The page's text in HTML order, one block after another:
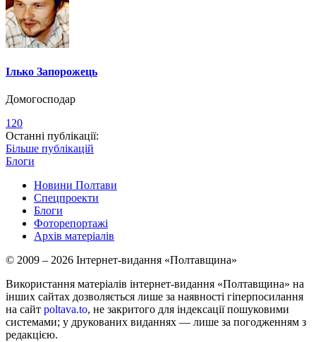
Ілько Запорожець
Домогосподар
120
Останні публікації:
Більше публікацій
Блоги
Новини Полтави
Спецпроекти
Блоги
Фоторепортажі
Архів матеріалів
© 2009 – 2026 Інтернет-видання «Полтавщина»
Використання матеріалів інтернет-видання «Полтавщина» на
інших сайтах дозволяється лише за наявності гіперпосилання
на сайт poltava.to, не закритого для індексації пошуковими
системами; у друкованих виданнях — лише за погодженням з
редакцією.